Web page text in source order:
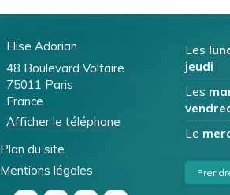
Elise Adorian
48 Boulevard Voltaire
75011 Paris
France
Afficher le téléphone
Plan du site
Mentions légales
Les
jeudi
Les
Le